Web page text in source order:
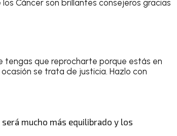
los Cáncer son brillantes consejeros gracias
tengas que reprocharte porque estás en
se trata de justicia. Hazlo con
mucho más equilibrado y los